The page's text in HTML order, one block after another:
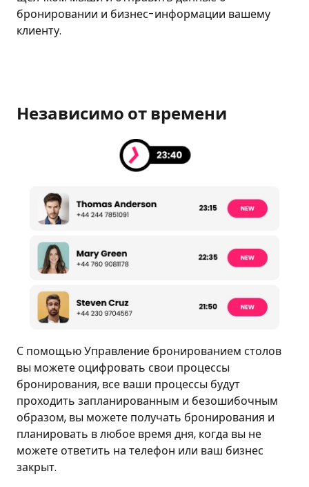
бронировании и бизнес-информации вашему
клиенту.
Независимо от времени
С помощью Управление бронированием столов
вы можете оцифровать свои процессы
бронирования, все ваши процессы будут
проходить запланированным и безошибочным
образом, вы можете получать бронирования и
планировать в любое время дня, когда вы не
можете ответить на телефон или ваш бизнес
закрыт.